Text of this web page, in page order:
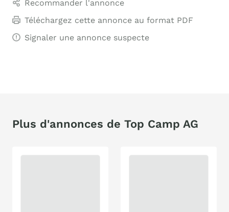
Recommander l'annonce
Téléchargez cette annonce au format PDF
Signaler une annonce suspecte
Plus d'annonces de Top Camp AG